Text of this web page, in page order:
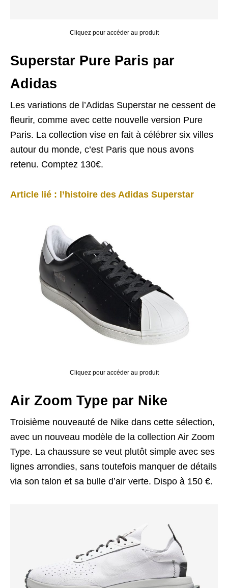
Cliquez pour accéder au produit
Superstar Pure Paris par
Adidas
Les variations de l’Adidas Superstar ne cessent de
fleurir, comme avec cette nouvelle version Pure
Paris. La collection vise en fait à célébrer six villes
autour du monde, c’est Paris que nous avons
retenu. Comptez 130€.
Article lié : l’histoire des Adidas Superstar
Cliquez pour accéder au produit
Air Zoom Type par Nike
Troisième nouveauté de Nike dans cette sélection,
avec un nouveau modèle de la collection Air Zoom
Type. La chaussure se veut plutôt simple avec ses
lignes arrondies, sans toutefois manquer de détails
via son talon et sa bulle d’air verte. Dispo à 150 €.